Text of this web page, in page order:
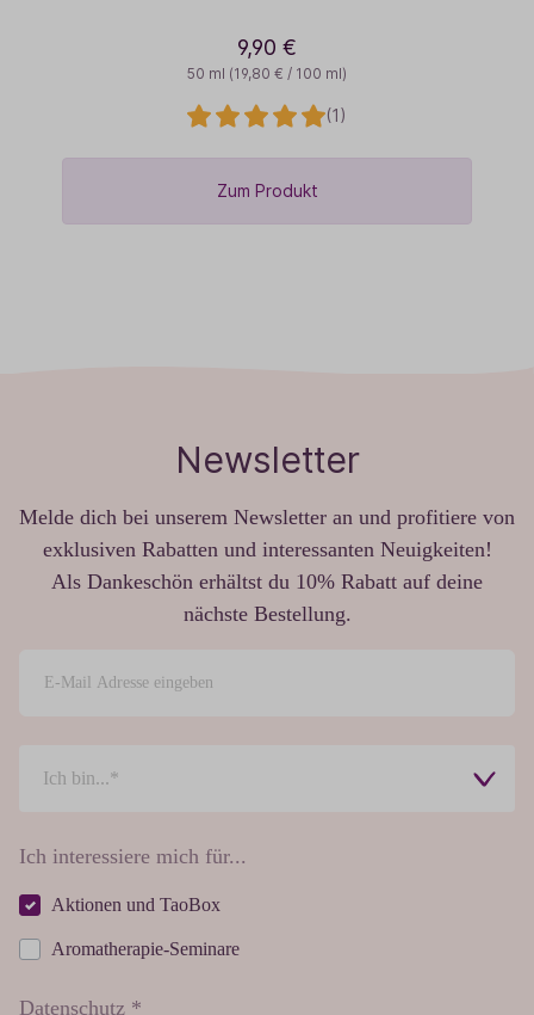
50 ml (19,80 € / 100 ml)
9,90 €
(1)
Zum Produkt
Newsletter
Melde dich bei unserem Newsletter an und profitiere von
exklusiven Rabatten und interessanten Neuigkeiten!
Als Dankeschön erhältst du 10% Rabatt auf deine
nächste Bestellung.
Ich interessiere mich für...
Aktionen und TaoBox
Aromatherapie-Seminare
Datenschutz *